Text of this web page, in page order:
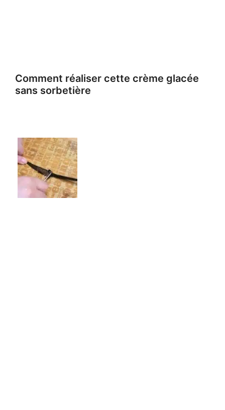
Comment réaliser cette crème glacée
sans sorbetière